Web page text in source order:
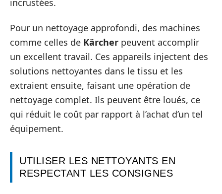
incrustées.
Pour un nettoyage approfondi, des machines
comme celles de Kärcher peuvent accomplir
un excellent travail. Ces appareils injectent des
solutions nettoyantes dans le tissu et les
extraient ensuite, faisant une opération de
nettoyage complet. Ils peuvent être loués, ce
qui réduit le coût par rapport à l’achat d’un tel
équipement.
UTILISER LES NETTOYANTS EN
RESPECTANT LES CONSIGNES